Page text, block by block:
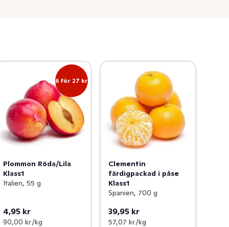
6 för 27 kr
Plommon Röda/Lila
Klass1
Italien, 55 g
4,95 kr
90,00 kr /kg
Clementin
färdigpackad i påse
Klass1
Spanien, 700 g
39,95 kr
57,07 kr /kg